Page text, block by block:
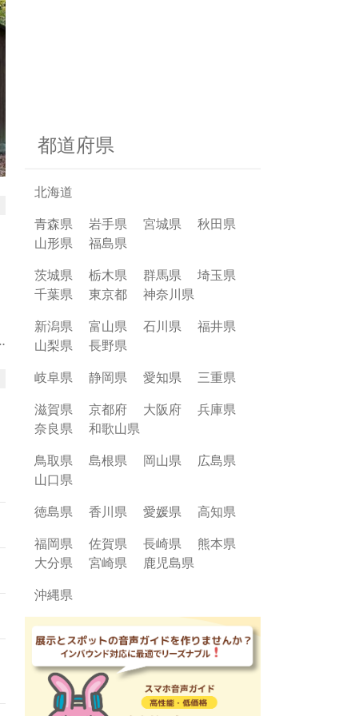
都道府県
北海道
青森県
岩手県 宮城県
秋田県
山形県
福島県
茨城県
栃木県 群馬県
埼玉県
千葉県
東京都
神奈川県
新潟県
富山県 石川県
福井県
山梨県
長野県
岐阜県
静岡県 愛知県
三重県
滋賀県
京都府 大阪府
兵庫県
奈良県
和歌山県
鳥取県
島根県 岡山県
広島県
山口県
徳島県
香川県 愛媛県
高知県
福岡県
佐賀県 長崎県
熊本県
大分県
宮崎県
鹿児島県
沖縄県